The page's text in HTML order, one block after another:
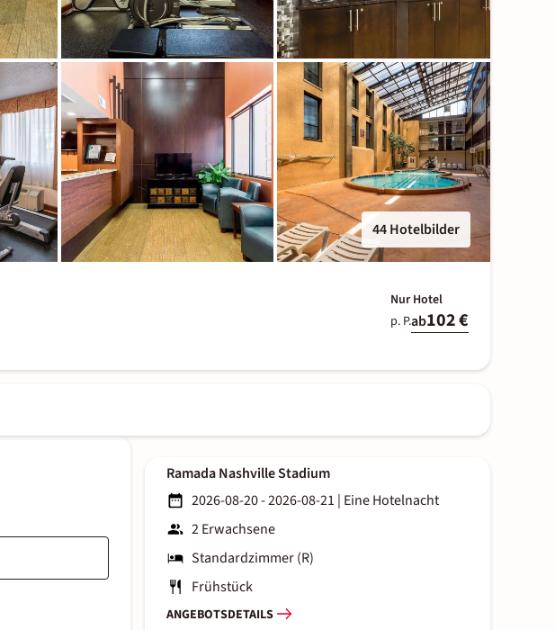
44 Hotelbilder
Nur Hotel
p. P.ab102 €
Ramada Nashville Stadium
2026-08-20 - 2026-08-21 | Eine Hotelnacht
2 Erwachsene
Standardzimmer (R)
Frühstück
ANGEBOTSDETAILS